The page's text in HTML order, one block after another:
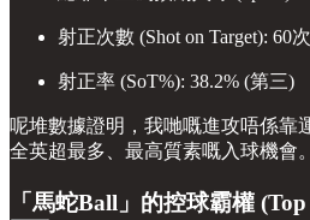
射正次數 (Shot on Target): 60
射正率 (SoT%): 38.2% (第三)
呢堆數據證明，我哋嘅進攻唔係靠
全英超最多、最高質素嘅入球機會。
「馬蛇Ball」的控球霸權